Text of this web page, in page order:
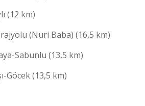
(12 km)
(Nuri Baba) (16,5 km)
Sabunlu (13,5 km)
Göcek (13,5 km)